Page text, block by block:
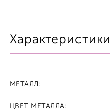
Характеристики
МЕТАЛЛ:
ЦВЕТ МЕТАЛЛА: